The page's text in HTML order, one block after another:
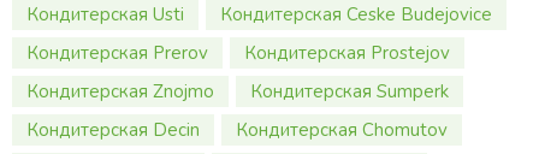
Кондитерская Usti
Кондитерская Ceske Budejovice
Кондитерская Prerov
Кондитерская Prostejov
Кондитерская Znojmo
Кондитерская Sumperk
Кондитерская Decin
Кондитерская Chomutov